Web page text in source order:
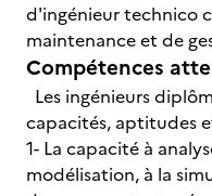
d'ingénieur technico
maintenance et de
Compétences
Les ingénieurs
capacités, aptitudes
1- La capacité à
modélisation, à la